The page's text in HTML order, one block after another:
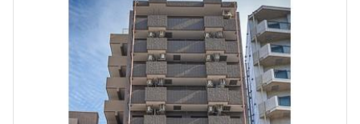
検索対象お部屋数
381件
お部屋を再検索